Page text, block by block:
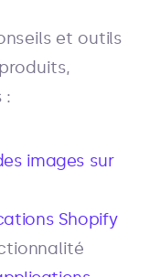
et outils
:
images sur
Shopify